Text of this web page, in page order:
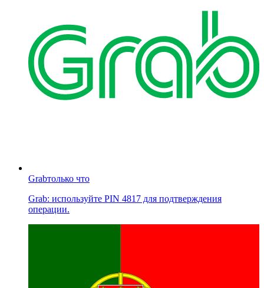
Grabтолько что
Grab: используйте PIN 4817 для подтверждения
операции.